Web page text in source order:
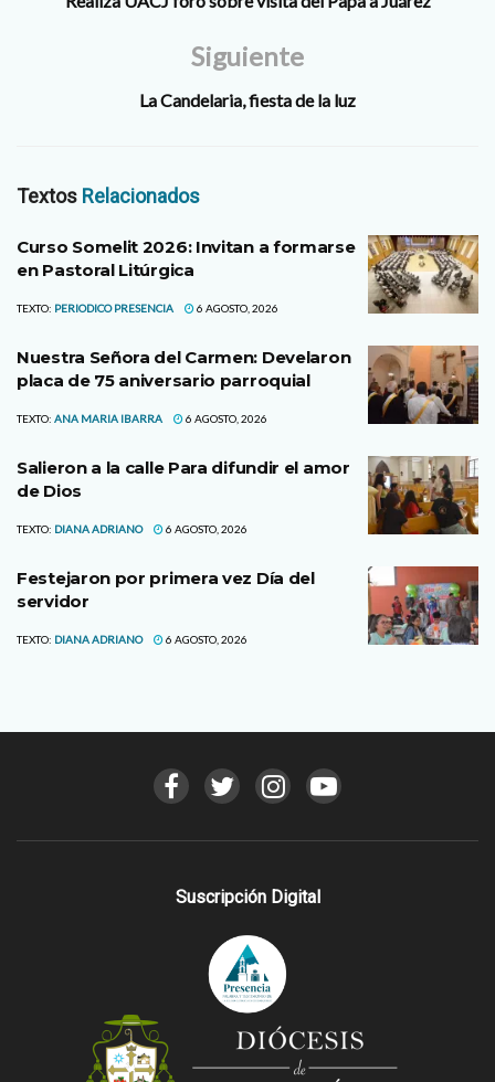
Siguiente
La Candelaria, fiesta de la luz
Textos Relacionados
Curso Somelit 2026: Invitan a formarse
en Pastoral Litúrgica
TEXTO: PERIODICO PRESENCIA 6 AGOSTO, 2026
Nuestra Señora del Carmen: Develaron
placa de 75 aniversario parroquial
TEXTO: ANA MARIA IBARRA 6 AGOSTO, 2026
Salieron a la calle Para difundir el amor
de Dios
TEXTO: DIANA ADRIANO 6 AGOSTO, 2026
Festejaron por primera vez Día del
servidor
TEXTO: DIANA ADRIANO 6 AGOSTO, 2026
Suscripción Digital